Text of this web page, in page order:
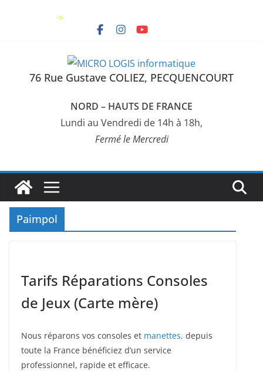
->
76 Rue Gustave COLIEZ, PECQUENCOURT
NORD – HAUTS DE FRANCE
Lundi au Vendredi de 14h à 18h,
Fermé le Mercredi
Paimpol
Tarifs Réparations Consoles
de Jeux (Carte mère)
Nous réparons vos consoles et manettes, depuis
toute la France bénéficiez d’un service
professionnel, rapide et efficace.